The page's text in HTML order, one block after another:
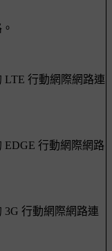
LTE 行動網際網路連
EDGE 行動網際網路
3G 行動網際網路連